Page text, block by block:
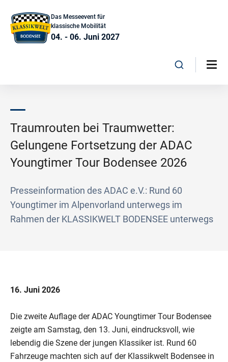
Das Messeevent für
klassische Mobilität
04. - 06. Juni 2027
Traumrouten bei Traumwetter:
Gelungene Fortsetzung der ADAC
Youngtimer Tour Bodensee 2026
Presseinformation des ADAC e.V.: Rund 60
Youngtimer im Alpenvorland unterwegs im
Rahmen der KLASSIKWELT BODENSEE unterwegs
16. Juni 2026
Die zweite Auflage der ADAC Youngtimer Tour Bodensee
zeigte am Samstag, den 13. Juni, eindrucksvoll, wie
lebendig die Szene der jungen Klassiker ist. Rund 60
Fahrzeuge machten sich auf der Klassikwelt Bodensee in